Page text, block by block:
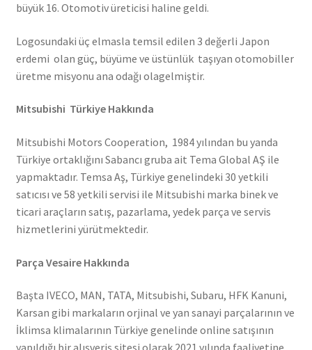
büyük 16. Otomotiv üreticisi haline geldi.
Logosundaki üç elmasla temsil edilen 3 değerli Japon
erdemi olan güç, büyüme ve üstünlük taşıyan otomobiller
üretme misyonu ana odağı olagelmiştir.
Mitsubishi Türkiye Hakkında
Mitsubishi Motors Cooperation, 1984 yılından bu yanda
Türkiye ortaklığını Sabancı gruba ait Tema Global AŞ ile
yapmaktadır. Temsa Aş, Türkiye genelindeki 30 yetkili
satıcısı ve 58 yetkili servisi ile Mitsubishi marka binek ve
ticari araçların satış, pazarlama, yedek parça ve servis
hizmetlerini yürütmektedir.
Parça Vesaire Hakkında
Başta IVECO, MAN, TATA, Mitsubishi, Subaru, HFK Kanuni,
Karsan gibi markaların orjinal ve yan sanayi parçalarının ve
İklimsa klimalarının Türkiye genelinde online satışının